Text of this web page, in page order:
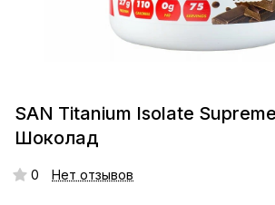
SAN Titanium Isolate
Шоколад
0 Нет отзывов